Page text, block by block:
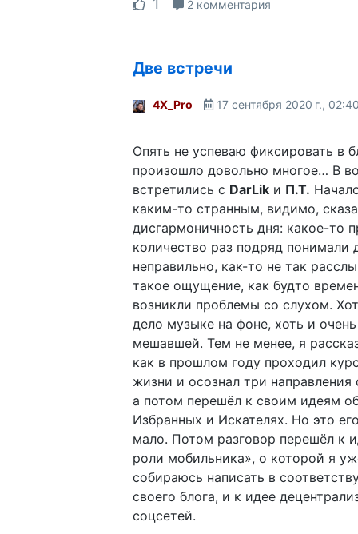
2 комментария
Две встречи
4X_Pro 17 сентября 2020 г.,
Опять не успеваю фиксировать в
произошло довольно многое… В
встретились с DarLik и П.Т.
каким-то странным, видимо,
дисгармоничность дня: какое-то
количество раз подряд понимали
неправильно, как-то не так
такое ощущение, как будто
возникли проблемы со слухом.
дело музыке на фоне, хоть и
мешавшей. Тем не менее, я
как в прошлом году проходил
жизни и осознал три направления
а потом перешёл к своим идеям
Избранных и Искателях. Но это
мало. Потом разговор перешёл к
роли мобильника», о которой я
собираюсь написать в
своего блога, и к идее
соцсетей.